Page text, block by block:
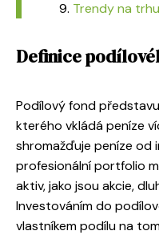
Trendy na
Definice
Podílový fond
kterého vkládá peníze
shromažďuje peníze od
profesionální portfolio
aktiv, jako jsou akcie,
Investováním do
vlastníkem podílu na